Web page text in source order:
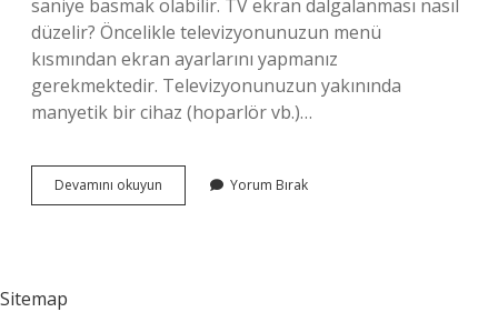
saniye basmak olabilir. TV ekran dalgalanması nasıl
düzelir? Öncelikle televizyonunuzun menü
kısmından ekran ayarlarını yapmanız
gerekmektedir. Televizyonunuzun yakınında
manyetik bir cihaz (hoparlör vb.)…
Devamını okuyun
Ekranında
Yorum Bırak
Sitemap